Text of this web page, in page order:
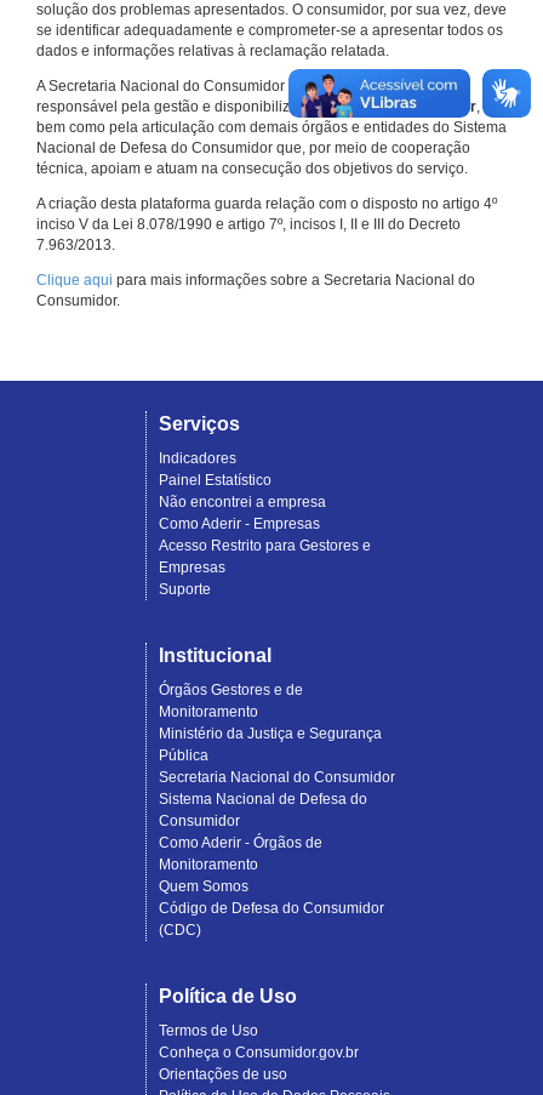
solução dos problemas apresentados. O consumidor, por sua vez, deve
se identificar adequadamente e comprometer-se a apresentar todos os
dados e informações relativas à reclamação relatada.
A Secretaria Nacional do Consumidor do Ministério da Justiça é a
responsável pela gestão e disponibilização doConsumidor.gov.br,
bem como pela articulação com demais órgãos e entidades do Sistema
Nacional de Defesa do Consumidor que, por meio de cooperação
técnica, apoiam e atuam na consecução dos objetivos do serviço.
A criação desta plataforma guarda relação com o disposto no artigo 4º
inciso V da Lei 8.078/1990 e artigo 7º, incisos I, II e III do Decreto
7.963/2013.
Clique aqui para mais informações sobre a Secretaria Nacional do
Consumidor.
Serviços
Indicadores
Painel Estatístico
Não encontrei a empresa
Como Aderir - Empresas
Acesso Restrito para Gestores e
Empresas
Suporte
Institucional
Órgãos Gestores e de
Monitoramento
Ministério da Justiça e Segurança
Pública
Secretaria Nacional do Consumidor
Sistema Nacional de Defesa do
Consumidor
Como Aderir - Órgãos de
Monitoramento
Quem Somos
Código de Defesa do Consumidor
(CDC)
Política de Uso
Termos de Uso
Conheça o Consumidor.gov.br
Orientações de uso